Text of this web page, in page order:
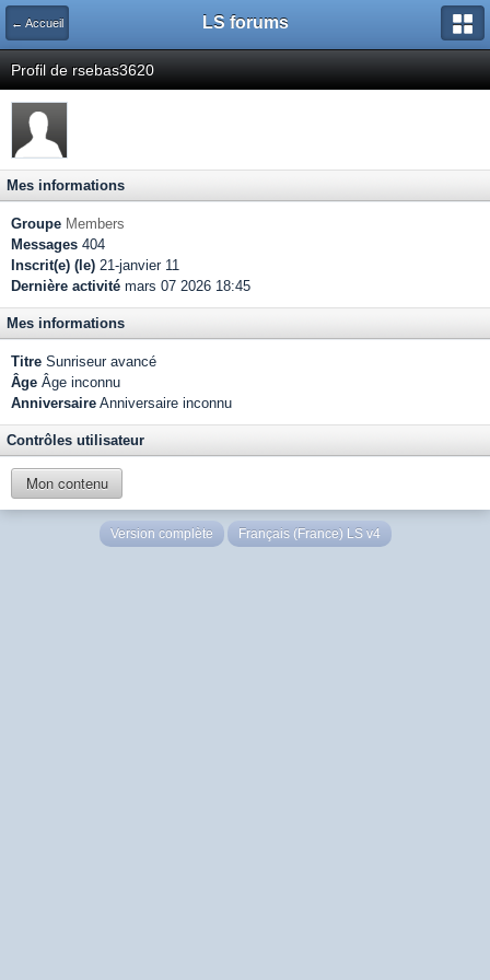
← Accueil LS forums
Profil de rsebas3620
Mes informations
Groupe Members
Messages 404
Inscrit(e) (le) 21-janvier 11
Dernière activité mars 07 2026 18:45
Mes informations
Titre Sunriseur avancé
Âge Âge inconnu
Anniversaire Anniversaire inconnu
Contrôles utilisateur
Mon contenu
Version complète Français (France) LS v4